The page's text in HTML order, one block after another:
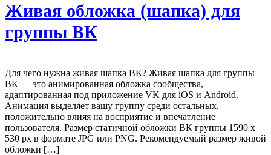
Живая обложка (шапка) для
группы ВК
Для чего нужна живая шапка ВК? Живая шапка для группы
ВК — это анимированная обложка сообщества,
адаптированная под приложение VK для iOS и Android.
Анимация выделяет вашу группу среди остальных,
положительно влияя на восприятие и впечатление
пользователя. Размер статичной обложки ВК группы 1590 x
530 px в формате JPG или PNG. Рекомендуемый размер живой
обложки […]